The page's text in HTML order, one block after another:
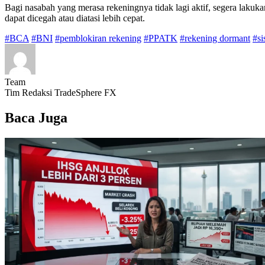
Bagi nasabah yang merasa rekeningnya tidak lagi aktif, segera
dapat dicegah atau diatasi lebih cepat.
#BCA #BNI #pemblokiran rekening #PPATK #rekening dormant
Team
Tim Redaksi TradeSphere FX
Baca Juga